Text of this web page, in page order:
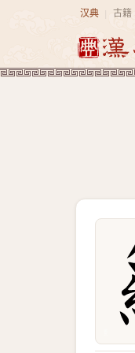
汉典 古籍